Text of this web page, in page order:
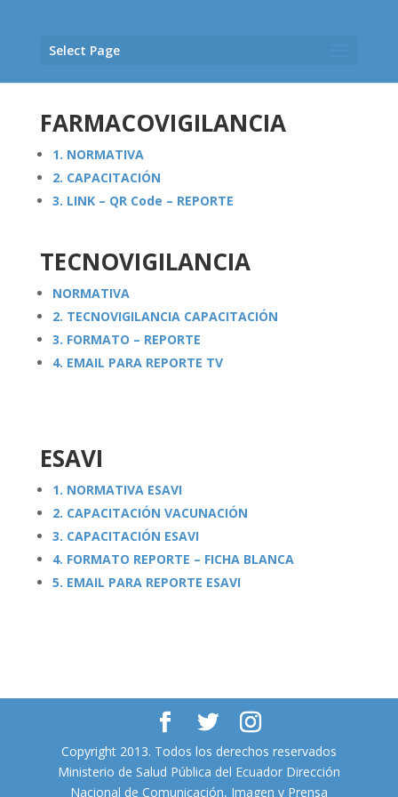
Select Page
FARMACOVIGILANCIA
1. NORMATIVA
2. CAPACITACIÓN
3. LINK – QR Code – REPORTE
TECNOVIGILANCIA
NORMATIVA
2. TECNOVIGILANCIA CAPACITACIÓN
3. FORMATO – REPORTE
4. EMAIL PARA REPORTE TV
ESAVI
1. NORMATIVA ESAVI
2. CAPACITACIÓN VACUNACIÓN
3. CAPACITACIÓN ESAVI
4. FORMATO REPORTE – FICHA BLANCA
5. EMAIL PARA REPORTE ESAVI
Copyright 2013. Todos los derechos reservados
Ministerio de Salud Pública del Ecuador Dirección
Nacional de Comunicación, Imagen y Prensa